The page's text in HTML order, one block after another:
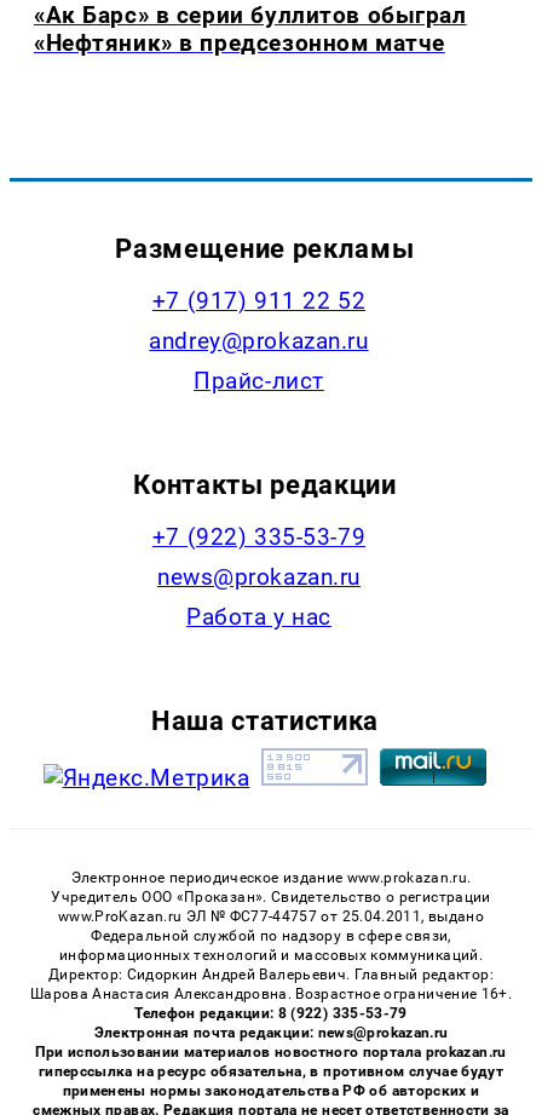
«Ак Барс» в серии буллитов обыграл
«Нефтяник» в предсезонном матче
Размещение рекламы
+7 (917) 911 22 52
andrey@prokazan.ru
Прайс-лист
Контакты редакции
+7 (922) 335-53-79
news@prokazan.ru
Работа у нас
Наша статистика
Электронное периодическое издание www.prokazan.ru.
Учредитель ООО «Проказан». Cвидетельство о регистрации
www.ProKazan.ru ЭЛ № ФС77-44757 от 25.04.2011, выдано
Федеральной службой по надзору в сфере связи,
информационных технологий и массовых коммуникаций.
Директор: Сидоркин Андрей Валерьевич. Главный редактор:
Шарова Анастасия Александровна. Возрастное ограничение 16+.
Телефон редакции: 8 (922) 335-53-79
Электронная почта редакции: news@prokazan.ru
При использовании материалов новостного портала prokazan.ru
гиперссылка на ресурс обязательна, в противном случае будут
применены нормы законодательства РФ об авторских и
смежных правах. Редакция портала не несет ответственности за